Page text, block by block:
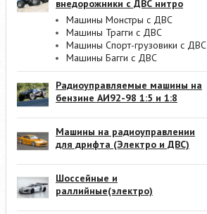
внедорожники с ДВС нитро
Машины Монстры с ДВС
Машины Трагги с ДВС
Машины Спорт-грузовики с ДВС
Машины Багги с ДВС
Радиоуправляемые машины на
бензине АИ92-98 1:5 и 1:8
Машины на радиоуправлении
для дрифта (Электро и ДВС)
Шоссейные и
раллийные(электро)